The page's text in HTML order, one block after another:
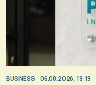
BUSINESS 06.08.2026, 19:19